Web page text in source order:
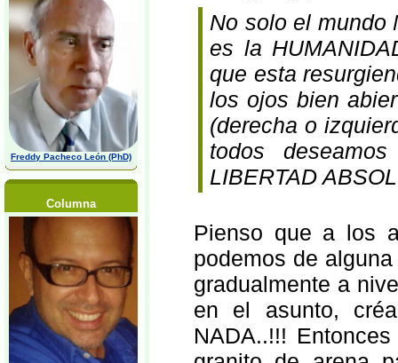
Freddy Pacheco León (PhD)
Columna
No solo el mundo
es la
que esta
los ojos bien
(derecha o
todos
LIBERTAD
Pienso que a los
podemos de
gradualmente a
en el asunto,
NADA..!!!